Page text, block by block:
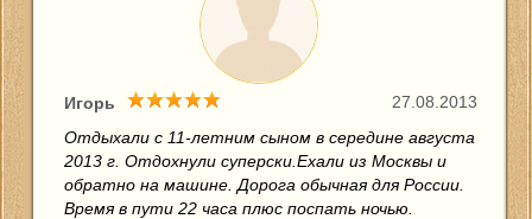
Отзывы
Отчеты о рыбалке
27.08.2013
Игорь
Отдыхали с 11-летним сыном в середине августа
2013 г. Отдохнули суперски.Ехали из Москвы и
обратно на машине. Дорога обычная для России.
Время в пути 22 часа плюс поспать ночью.